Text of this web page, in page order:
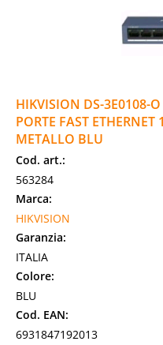
HIKVISION DS-3E0108-
PORTE FAST
METALLO BLU
Cod. art.:
563284
Marca:
HIKVISION
Garanzia:
ITALIA
Colore:
BLU
Cod. EAN:
6931847192013